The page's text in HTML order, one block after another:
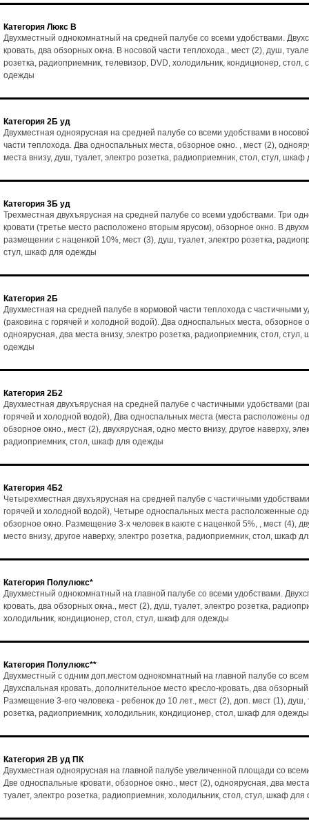
Категория Люкс В
Двухместный однокомнатный на средней палубе со всеми удобствами.
кровать, два обзорных окна. В носовой части теплохода., мест (2), душ,
розетка, радиоприемник, телевизор, DVD, холодильник, кондиционер, стол,
одежды
Категория 2Б уд
Двухместная одноярусная на средней палубе со всеми удобствами в
части теплохода. Два односпальных места, обзорное окно. , мест (2),
места внизу, душ, туалет, электро розетка, радиоприемник, стол, стул,
Категория 3Б уд
Трехместная двухъярусная на средней палубе со всеми удобствами. Три
кровати (третье место расположено вторым ярусом), обзорное окно. В
размещении с наценкой 10%, мест (3), душ, туалет, электро розетка,
стул, шкаф для одежды
Категория 2Б
Двухместная на средней палубе в кормовой части теплохода с частичными
(раковина с горячей и холодной водой). Два односпальных места, обзорное
одноярусная, два места внизу, электро розетка, радиоприемник, стол, стул,
одежды
Категория 2Б2
Двухместная двухъярусная на средней палубе с частичными удобствами
горячей и холодной водой), Два односпальных места (места расположены
обзорное окно., мест (2), двухярусная, одно место внизу, другое наверху,
радиоприемник, стол, шкаф для одежды
Категория 4Б2
Четырехместная двухъярусная на средней палубе с частичными
горячей и холодной водой), Четыре односпальных места расположенные
обзорное окно. Размещение 3-х человек в каюте с наценкой 5%, , мест (4),
место внизу, другое наверху, электро розетка, радиоприемник, стол, шкаф
Категория Полулюкс*
Двухместный однокомнатный на главной палубе со всеми удобствами.
кровать, два обзорных окна., мест (2), душ, туалет, электро розетка,
холодильник, кондиционер, стол, стул, шкаф для одежды
Категория Полулюкс**
Двухместный с одним доп.местом однокомнатный на главной палубе со
Двухспальная кровать, дополнительное место кресло-кровать, два
Размещение 3-его человека - ребенок до 10 лет., мест (2), доп. мест (1), душ,
розетка, радиоприемник, холодильник, кондиционер, стол, шкаф для одежды
Категория 2В уд ПК
Двухместная одноярусная на главной палубе увеличенной площади со
Две односпальные кровати, обзорное окно., мест (2), одноярусная, два
туалет, электро розетка, радиоприемник, холодильник, стол, стул, шкаф